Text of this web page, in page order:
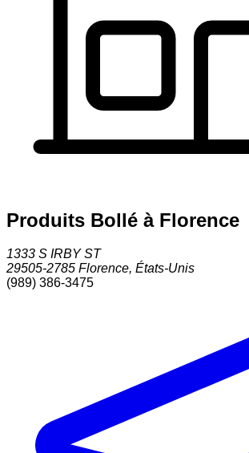
Produits Bollé à Florence
1333 S IRBY ST
29505-2785 Florence, États-Unis
(989) 386-3475